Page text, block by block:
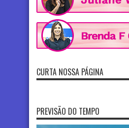
CURTA NOSSA PÁGINA
PREVISÃO DO TEMPO